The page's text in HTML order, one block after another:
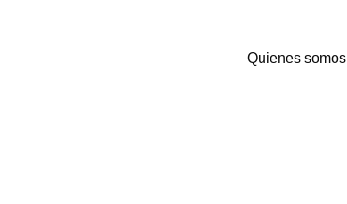
Quienes somos